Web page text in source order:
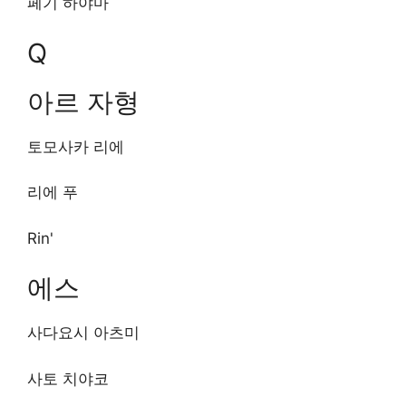
Q
아르 자형
토모사카 리에
리에 푸
Rin'
에스
사다요시 아츠미
사토 치야코